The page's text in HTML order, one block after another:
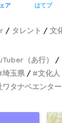
ア はてブ
タレント 文
（あ行）
埼玉県
文化人
ワタナベエンタ